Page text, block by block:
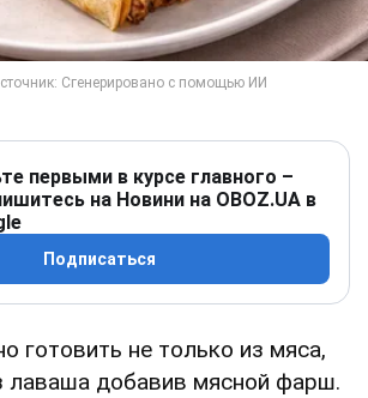
первыми в курсе главного –
на Новини на OBOZ.UA в
Подписаться
готовить не только из мяса,
лаваша добавив мясной фарш.